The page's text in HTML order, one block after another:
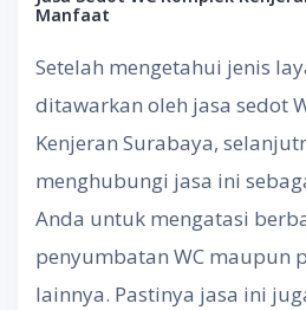
Manfaat
Setelah mengetahui jenis
ditawarkan oleh jasa sedot
Kenjeran Surabaya,
menghubungi jasa ini
Anda untuk mengatasi
penyumbatan WC maupun
lainnya. Pastinya jasa ini